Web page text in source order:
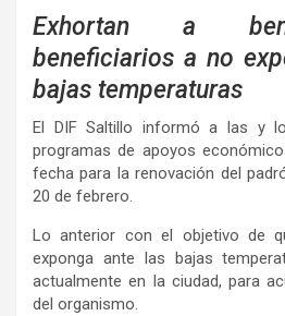
Exhortan a
beneficiarios a no
bajas temperaturas
El DIF Saltillo informó a las y
programas de apoyos
fecha para la renovación del
20 de febrero.
Lo anterior con el objetivo de
exponga ante las bajas
actualmente en la ciudad, para
del organismo.